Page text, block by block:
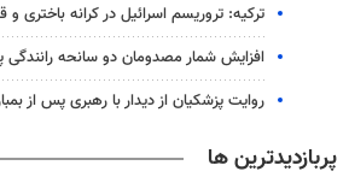
ترکیه: تروریسم اسرائیل در کرانه باختری
افزایش شمار مصدومان دو سانحه رانندگی پل
روایت پزشکیان از دیدار با رهبری پس از
پربازدیدترین ها